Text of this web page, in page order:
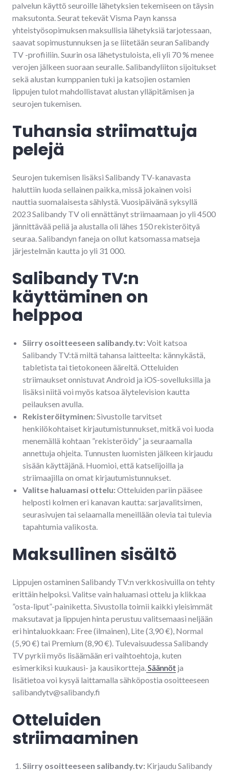
palvelun käyttö seuroille lähetyksien tekemiseen on täysin
maksutonta. Seurat tekevät Visma Payn kanssa
yhteistyösopimuksen maksullisia lähetyksiä tarjotessaan,
saavat sopimustunnuksen ja se liitetään seuran Salibandy
TV -profiiliin. Suurin osa lähetystuloista, eli yli 70 % menee
verojen jälkeen suoraan seuralle. Salibandyliiton sijoitukset
sekä alustan kumppanien tuki ja katsojien ostamien
lippujen tulot mahdollistavat alustan ylläpitämisen ja
seurojen tukemisen.
Tuhansia striimattuja
pelejä
Seurojen tukemisen lisäksi Salibandy TV-kanavasta
haluttiin luoda sellainen paikka, missä jokainen voisi
nauttia suomalaisesta sählystä. Vuosipäivänä syksyllä
2023 Salibandy TV oli ennättänyt striimaamaan jo yli 4500
jännittävää peliä ja alustalla oli lähes 150 rekisteröityä
seuraa. Salibandyn faneja on ollut katsomassa matseja
järjestelmän kautta jo yli 31 000.
Salibandy TV:n
käyttäminen on
helppoa
Siirry osoitteeseen salibandy.tv:Voit katsoa
Salibandy TV:tä miltä tahansa laitteelta: kännykästä,
tabletista tai tietokoneen ääreltä. Otteluiden
striimaukset onnistuvat Android ja iOS-sovelluksilla ja
lisäksi niitä voi myös katsoa älytelevision kautta
peilauksen avulla.
Rekisteröityminen:Sivustolle tarvitset
henkilökohtaiset kirjautumistunnukset, mitkä voi luoda
menemällä kohtaan ”rekisteröidy” ja seuraamalla
annettuja ohjeita. Tunnusten luomisten jälkeen kirjaudu
sisään käyttäjänä. Huomioi, että katselijoilla ja
striimaajilla on omat kirjautumistunnukset.
Valitse haluamasi ottelu:Otteluiden pariin pääsee
helposti kolmen eri kanavan kautta: sarjavalitsimen,
seurasivujen tai selaamalla meneillään olevia tai tulevia
tapahtumia valikosta.
Maksullinen sisältö
Lippujen ostaminen Salibandy TV:n verkkosivuilla on tehty
erittäin helpoksi. Valitse vain haluamasi ottelu ja klikkaa
”osta-liput”-painiketta. Sivustolla toimii kaikki yleisimmät
maksutavat ja lippujen hinta perustuu valitsemaasi neljään
eri hintaluokkaan: Free (ilmainen), Lite (3,90 €), Normal
(5,90 €) tai Premium (8,90 €). Tulevaisuudessa Salibandy
TV pyrkii myös lisäämään eri vaihtoehtoja, kuten
esimerkiksi kuukausi- ja kausikortteja. Säännöt ja
lisätietoa voi kysyä laittamalla sähköpostia osoitteeseen
salibandytv@salibandy.fi
Otteluiden
striimaaminen
Siirry osoitteeseen salibandy.tv: Kirjaudu Salibandy